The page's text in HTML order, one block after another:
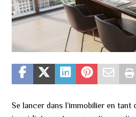
Se lancer dans l’immobilier en tant